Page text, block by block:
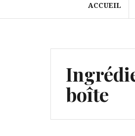
ACCUEIL
boîte